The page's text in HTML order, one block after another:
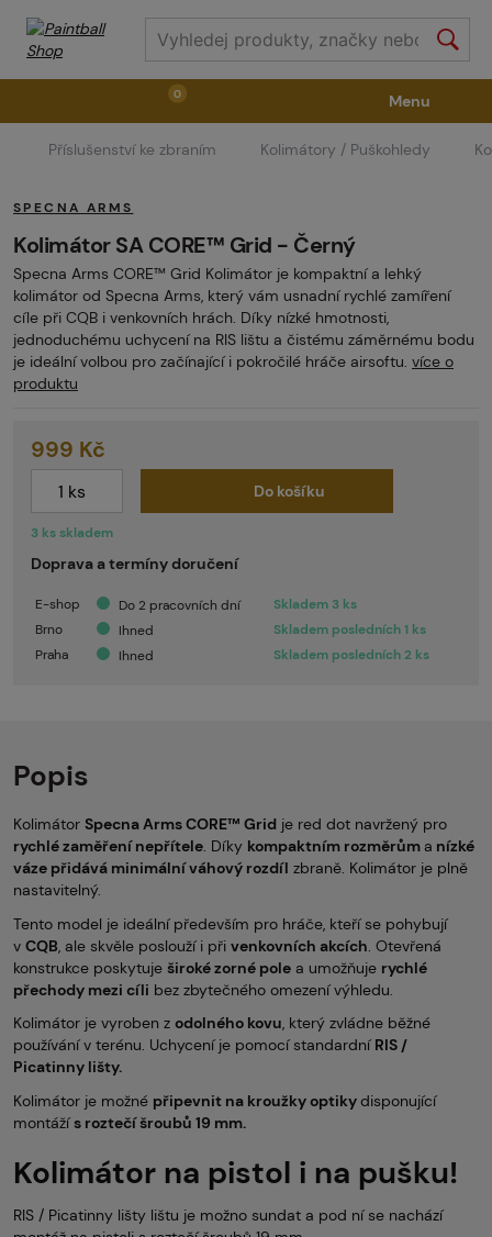
0
Zbraně Příslušenství ke zbraním Výstroj
Střelivo Masky Vzduch / CO2
Díly pro značkovače / Hřiště Oblečení / Obuv
Pyrotechnika
Menu
Příslušenství ke zbraním Kolimátory / Puškohledy
SPECNA ARMS
Kolimátor SA CORE™ Grid - Černý
Specna Arms CORE™ Grid Kolimátor je kompaktní a lehký
kolimátor od Specna Arms, který vám usnadní rychlé zamíření
cíle při CQB i venkovních hrách. Díky nízké hmotnosti,
jednoduchému uchycení na RIS lištu a čistému záměrnému bodu
je ideální volbou pro začínající i pokročilé hráče airsoftu. více o
produktu
3 ks skladem
999 Kč
Do košíku
Doprava a termíny doručení
E-shop Do 2 pracovních dní
Skladem 3 ks
Brno
Ihned
Skladem posledních 1 ks
Praha
Ihned Skladem posledních 2 ks
Popis
Kolimátor Specna Arms CORE™ Grid je red dot navržený pro
rychlé zaměření nepřítele. Díky kompaktním rozměrům a nízké
váze přidává minimální váhový rozdíl zbraně. Kolimátor je plně
nastavitelný.
Tento model je ideální především pro hráče, kteří se pohybují
v CQB, ale skvěle poslouží i při venkovních akcích. Otevřená
konstrukce poskytuje široké zorné pole a umožňuje rychlé
přechody mezi cíli bez zbytečného omezení výhledu.
Kolimátor je vyroben z odolného kovu, který zvládne běžné
používání v terénu. Uchycení je pomocí standardní RIS /
Picatinny lišty.
Kolimátor je možné připevnit na kroužky optikydisponující
montáží s roztečí šroubů 19 mm.
Kolimátor na pistol i na pušku!
RIS / Picatinny lišty lištu je možno sundat a pod ní se nachází